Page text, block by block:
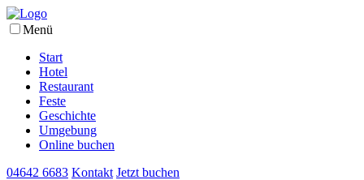
Menü
Start
Hotel
Restaurant
Feste
Geschichte
Umgebung
Online buchen
04642 6683 Kontakt Jetzt buchen